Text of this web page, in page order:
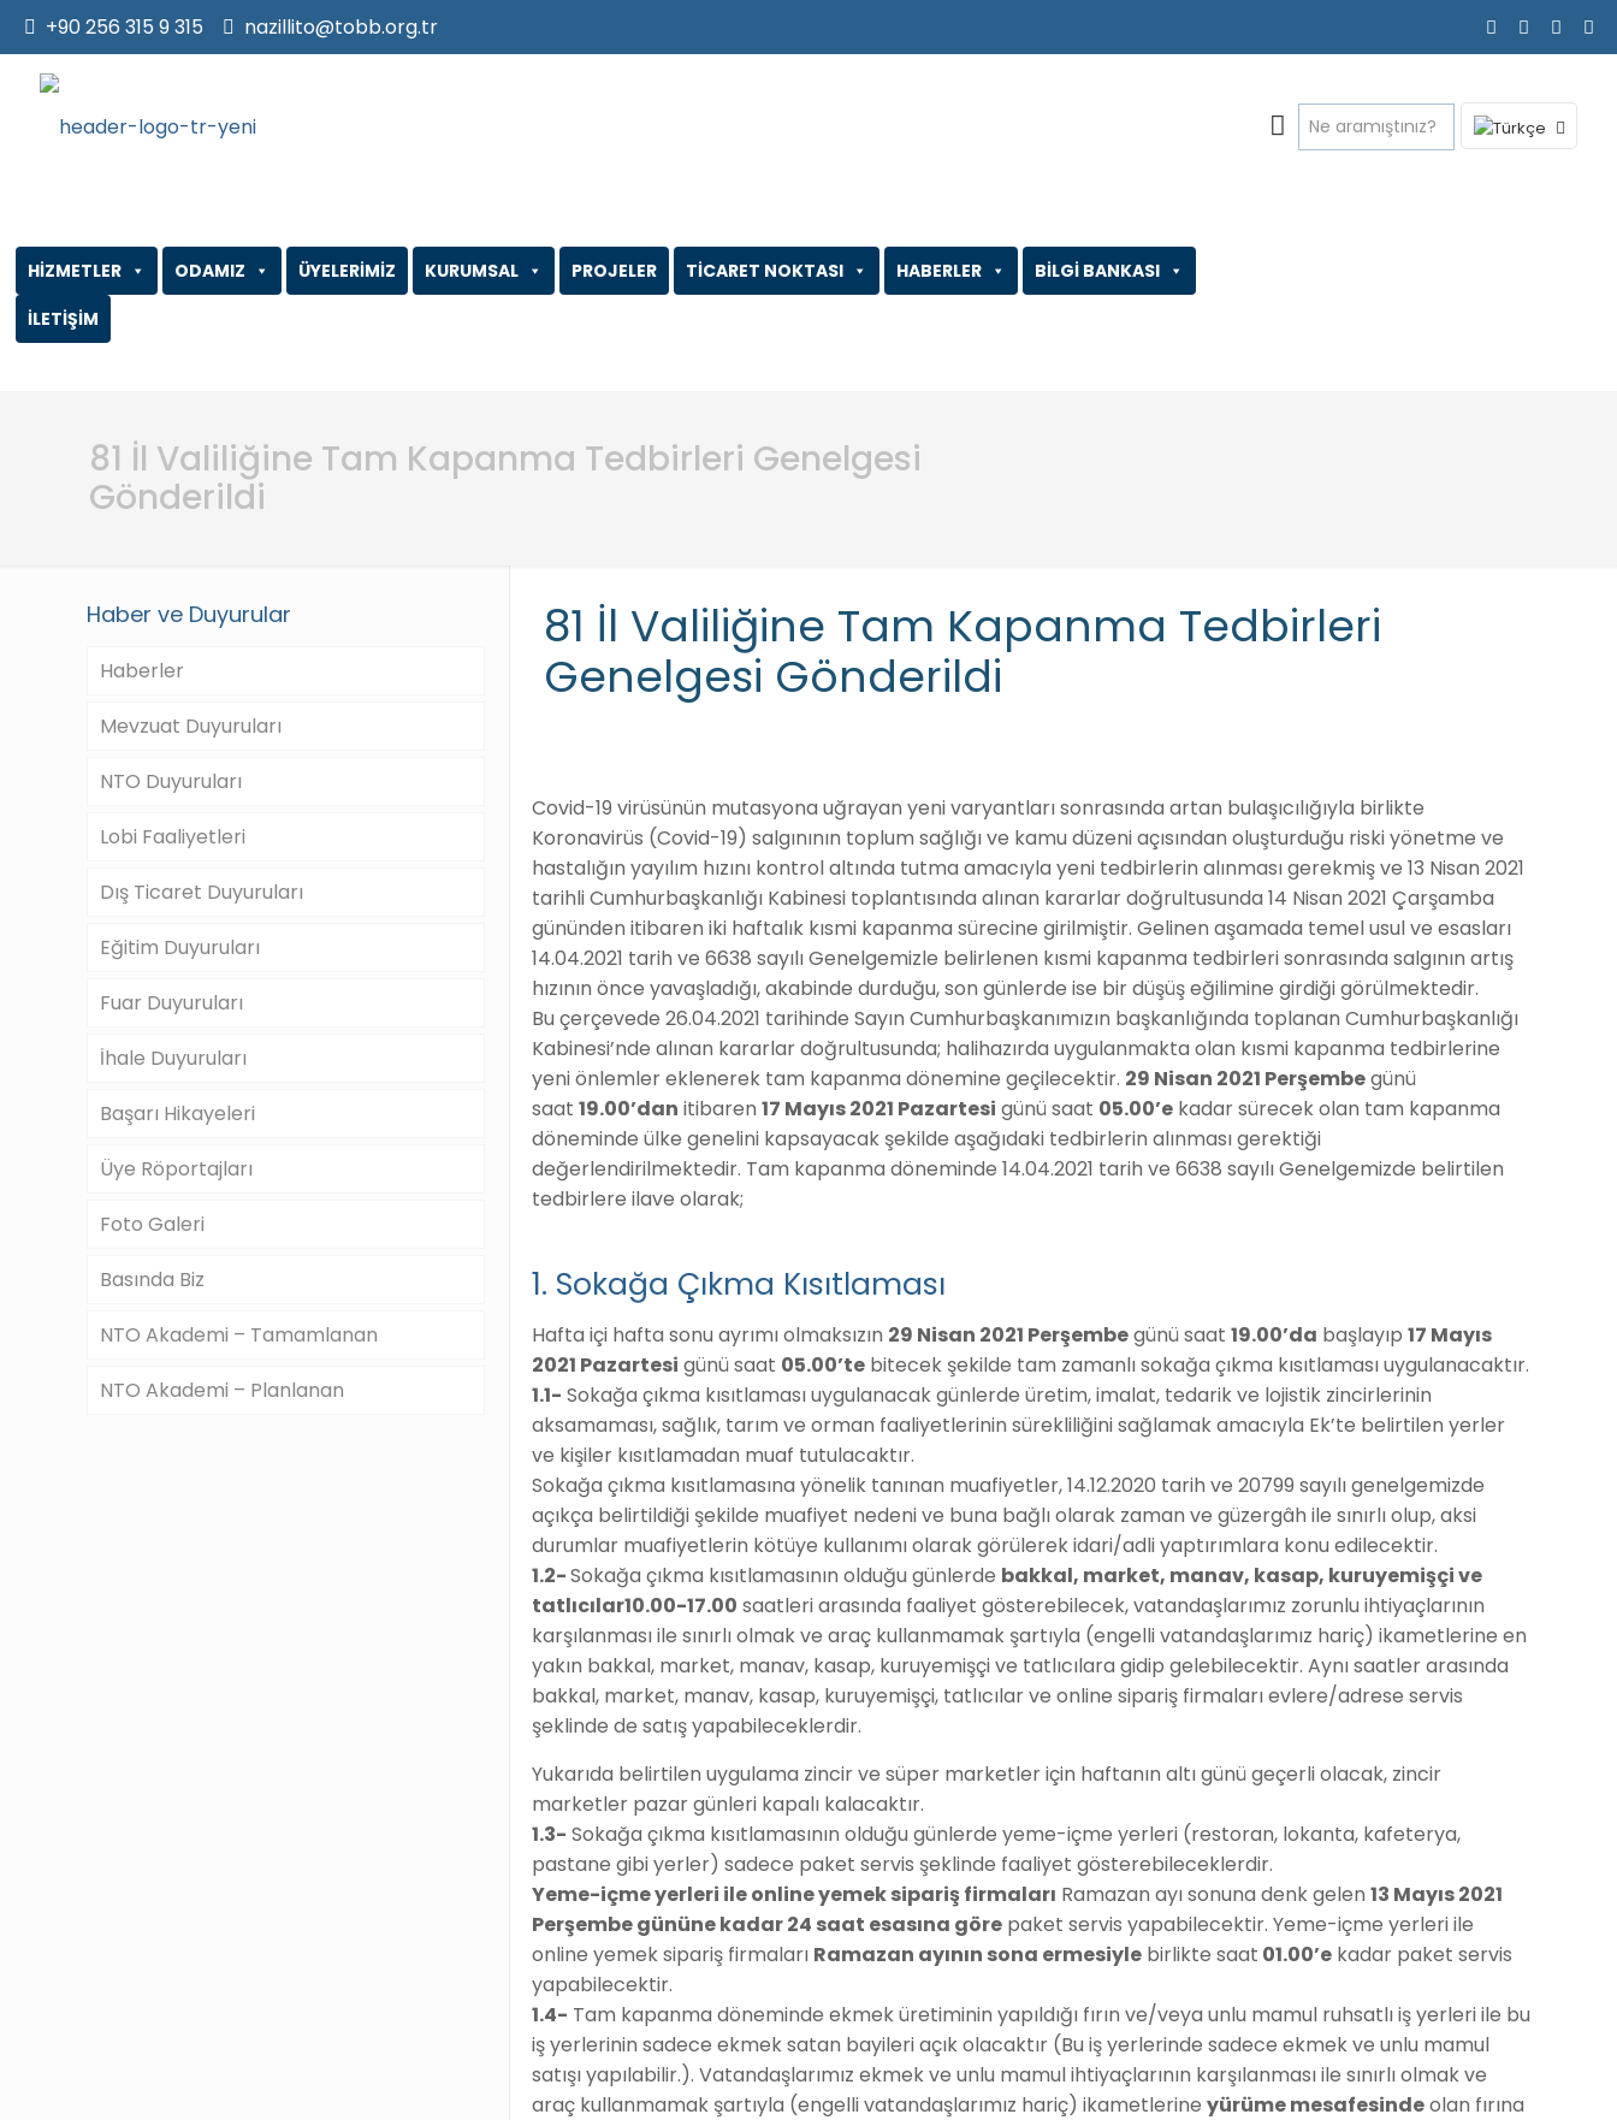
+90 256 315 9 315 nazillito@tobb.org.tr
ODAMIZ
HİZMETLER ÜYELERİMİZ KURUMSAL PROJELER TİCARET NOKTASI HABERLER
BİLGİ BANKASI
İLETİŞİM
81 İl Valiliğine Tam Kapanma Tedbirleri Genelgesi
Gönderildi
81 İl Valiliğine Tam Kapanma Tedbirleri
Genelgesi Gönderildi
Covid-19 virüsünün mutasyona uğrayan yeni varyantları sonrasında artan bulaşıcılığıyla birlikte
Koronavirüs (Covid-19) salgınının toplum sağlığı ve kamu düzeni açısından oluşturduğu riski yönetme ve
hastalığın yayılım hızını kontrol altında tutma amacıyla yeni tedbirlerin alınması gerekmiş ve 13 Nisan 2021
tarihli Cumhurbaşkanlığı Kabinesi toplantısında alınan kararlar doğrultusunda 14 Nisan 2021 Çarşamba
gününden itibaren iki haftalık kısmi kapanma sürecine girilmiştir. Gelinen aşamada temel usul ve esasları
14.04.2021 tarih ve 6638 sayılı Genelgemizle belirlenen kısmi kapanma tedbirleri sonrasında salgının artış
hızının önce yavaşladığı, akabinde durduğu, son günlerde ise bir düşüş eğilimine girdiği görülmektedir.
Bu çerçevede 26.04.2021 tarihinde Sayın Cumhurbaşkanımızın başkanlığında toplanan Cumhurbaşkanlığı
Kabinesi’nde alınan kararlar doğrultusunda; halihazırda uygulanmakta olan kısmi kapanma tedbirlerine
yeni önlemler eklenerek tam kapanma dönemine geçilecektir. 29 Nisan 2021 Perşembegünü
saat19.00’dan itibaren17 Mayıs 2021 Pazartesi günü saat 05.00’e kadar sürecek olan tam kapanma
döneminde ülke genelini kapsayacak şekilde aşağıdaki tedbirlerin alınması gerektiği
değerlendirilmektedir. Tam kapanma döneminde 14.04.2021 tarih ve 6638 sayılı Genelgemizde belirtilen
tedbirlere ilave olarak;
1. Sokağa Çıkma Kısıtlaması
Hafta içi hafta sonu ayrımı olmaksızın 29 Nisan 2021 Perşembegünü saat19.00’da başlayıp17 Mayıs
2021 Pazartesi günü saat 05.00’te bitecek şekilde tam zamanlı sokağa çıkma kısıtlaması uygulanacaktır.
1.1- Sokağa çıkma kısıtlaması uygulanacak günlerde üretim, imalat, tedarik ve lojistik zincirlerinin
aksamaması, sağlık, tarım ve orman faaliyetlerinin sürekliliğini sağlamak amacıyla Ek’te belirtilen yerler
ve kişiler kısıtlamadan muaf tutulacaktır.
Sokağa çıkma kısıtlamasına yönelik tanınan muafiyetler, 14.12.2020 tarih ve 20799 sayılı genelgemizde
açıkça belirtildiği şekilde muafiyet nedeni ve buna bağlı olarak zaman ve güzergâh ile sınırlı olup, aksi
durumlar muafiyetlerin kötüye kullanımı olarak görülerek idari/adli yaptırımlara konu edilecektir.
1.2-Sokağa çıkma kısıtlamasının olduğu günlerde bakkal, market, manav, kasap, kuruyemişçi ve
tatlıcılar10.00-17.00 saatleri arasında faaliyet gösterebilecek, vatandaşlarımız zorunlu ihtiyaçlarının
karşılanması ile sınırlı olmak ve araç kullanmamak şartıyla (engelli vatandaşlarımız hariç) ikametlerine en
yakın bakkal, market, manav, kasap, kuruyemişçi ve tatlıcılara gidip gelebilecektir. Aynı saatler arasında
bakkal, market, manav, kasap, kuruyemişçi, tatlıcılar ve online sipariş firmaları evlere/adrese servis
şeklinde de satış yapabileceklerdir.
Yukarıda belirtilen uygulama zincir ve süper marketler için haftanın altı günü geçerli olacak, zincir
marketler pazar günleri kapalı kalacaktır.
1.3- Sokağa çıkma kısıtlamasının olduğu günlerde yeme-içme yerleri (restoran, lokanta, kafeterya,
pastane gibi yerler) sadece paket servis şeklinde faaliyet gösterebileceklerdir.
Yeme-içme yerleri ile online yemek sipariş firmaları Ramazan ayı sonuna denk gelen13 Mayıs 2021
Perşembe gününe kadar 24 saat esasına göre paket servis yapabilecektir. Yeme-içme yerleri ile
online yemek sipariş firmaları Ramazan ayının sona ermesiyle birlikte saat 01.00’e kadar paket servis
yapabilecektir.
1.4- Tam kapanma döneminde ekmek üretiminin yapıldığı fırın ve/veya unlu mamul ruhsatlı iş yerleri ile bu
iş yerlerinin sadece ekmek satan bayileri açık olacaktır (Bu iş yerlerinde sadece ekmek ve unlu mamul
satışı yapılabilir.). Vatandaşlarımız ekmek ve unlu mamul ihtiyaçlarının karşılanması ile sınırlı olmak ve
araç kullanmamak şartıyla (engelli vatandaşlarımız hariç) ikametlerineyürüme mesafesindeolan fırına
Haber ve Duyurular
Haberler
Mevzuat Duyuruları
NTO Duyuruları
Lobi Faaliyetleri
Dış Ticaret Duyuruları
Eğitim Duyuruları
Fuar Duyuruları
İhale Duyuruları
Başarı Hikayeleri
Üye Röportajları
Foto Galeri
Basında Biz
NTO Akademi – Tamamlanan
NTO Akademi – Planlanan